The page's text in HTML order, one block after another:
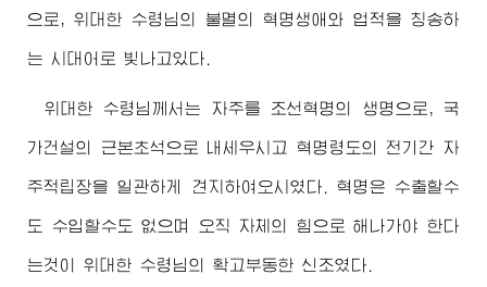
으로, 위대한 수령님 의 불멸의 혁명생애와 업적을 칭송하
는 시대어로 빛나고있다.
위대한 수령님께서는 자주를 조선혁명의 생명으로, 국
가건설의 근본초석으로 내세우시고 혁명령도의 전기간 자
주적립장을 일관하게 견지하여오시였다. 혁명은 수출할수
도 수입할수도 없으며 오직 자체의 힘으로 해나가야 한다
는것이 위대한 수령님 의 확고부동한 신조였다.